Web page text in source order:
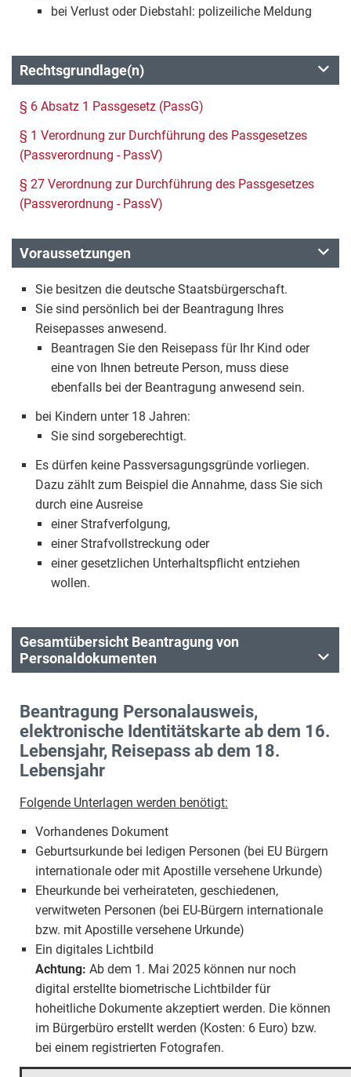
bei Verlust oder Diebstahl: polizeiliche Meldung
Rechtsgrundlage(n)
§ 6 Absatz 1 Passgesetz (PassG)
§ 1 Verordnung zur Durchführung des Passgesetzes
(Passverordnung - PassV)
§ 27 Verordnung zur Durchführung des Passgesetzes
(Passverordnung - PassV)
Voraussetzungen
Sie besitzen die deutsche Staatsbürgerschaft.
Sie sind persönlich bei der Beantragung Ihres
Reisepasses anwesend.
Beantragen Sie den Reisepass für Ihr Kind oder
eine von Ihnen betreute Person, muss diese
ebenfalls bei der Beantragung anwesend sein.
bei Kindern unter 18 Jahren:
Sie sind sorgeberechtigt.
Es dürfen keine Passversagungsgründe vorliegen.
Dazu zählt zum Beispiel die Annahme, dass Sie sich
durch eine Ausreise
einer Strafverfolgung,
einer Strafvollstreckung oder
einer gesetzlichen Unterhaltspflicht entziehen
wollen.
Gesamtübersicht Beantragung von
Personaldokumenten
Beantragung Personalausweis,
elektronische Identitätskarte ab dem 16.
Lebensjahr, Reisepass ab dem 18.
Lebensjahr
Folgende Unterlagen werden benötigt:
Vorhandenes Dokument
Geburtsurkunde bei ledigen Personen (bei EU Bürgern
internationale oder mit Apostille versehene Urkunde)
Eheurkunde bei verheirateten, geschiedenen,
verwitweten Personen (bei EU-Bürgern internationale
bzw. mit Apostille versehene Urkunde)
Ein digitales Lichtbild
Achtung: Ab dem 1. Mai 2025 können nur noch
digital erstellte biometrische Lichtbilder für
hoheitliche Dokumente akzeptiert werden. Die können
im Bürgerbüro erstellt werden (Kosten: 6 Euro) bzw.
bei einem registrierten Fotografen.